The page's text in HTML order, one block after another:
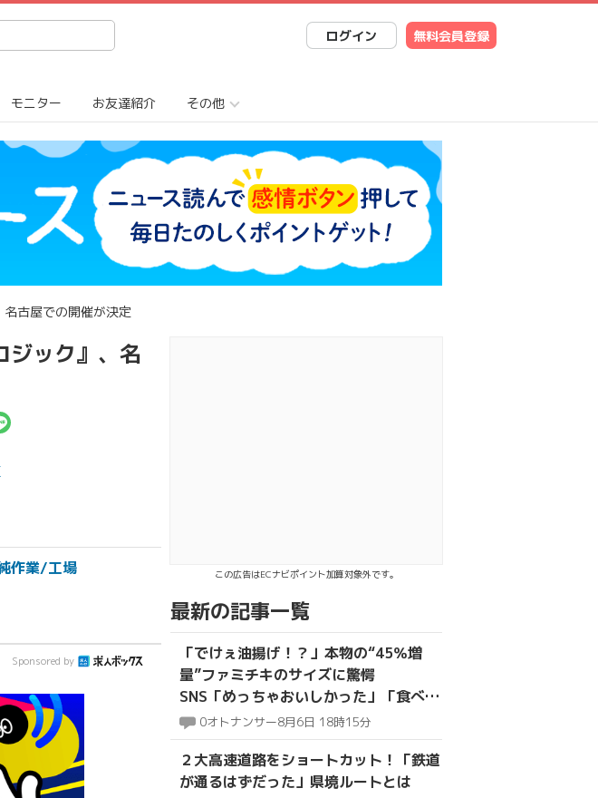
ログイン 無料会員登録
モニター お友達紹介 その他
古屋での開催が決定
ジック』、名
事についてポスト
の記事についてFacebookでシェア
作業/工場
Sponsored by
この広告はECナビポイント加算対象外です。
最新の記事一覧
「でけぇ油揚げ！？」本物の“45％増
量”ファミチキのサイズに驚愕
SNS「めっちゃおいしかった」「食べ応
え満点でした」
0オトナンサー8月6日 18時15分
２大高速道路をショートカット！「鉄道
が通るはずだった」県境ルートとは